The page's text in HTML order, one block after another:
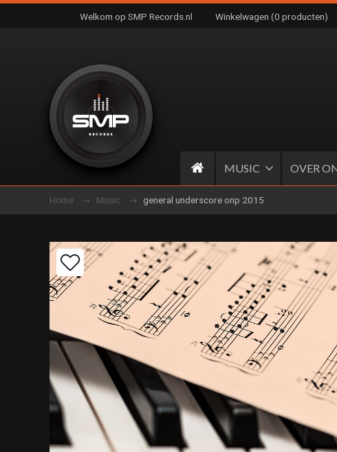
Welkom op SMP Records.nl Winkelwagen (0 producten)
MUSIC OVER
Home Music general underscore onp 2015